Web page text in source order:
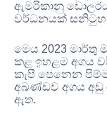
ඇමරිකානු
වර්ධනයක්
මෙය 2023 මාර්තු
කළ ඉහළම අගය
කැපී පෙනෙන
අඛණ්ඩව අගය අඩු
ඇත.